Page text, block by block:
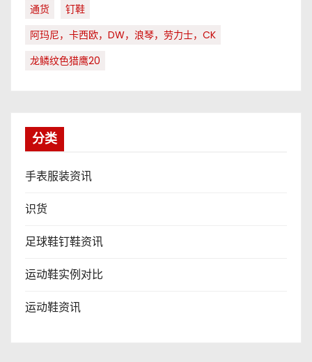
通货
钉鞋
阿玛尼，卡西欧，DW，浪琴，劳力士，CK
龙鳞纹色猎鹰20
分类
手表服装资讯
识货
足球鞋钉鞋资讯
运动鞋实例对比
运动鞋资讯